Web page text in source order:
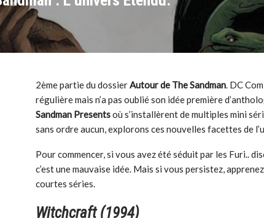
2ème partie du dossierAutour de The Sandman. DC
régulière mais n’a pas oublié son idée première
Sandman Presentsoù s’installèrent de multiples mini
sans ordre aucun, explorons ces nouvelles facettes de
Pour commencer, si vous avez été séduit par les Furi..
c’est une mauvaise idée. Mais si vous persistez,
courtes séries.
Witchcraft (1994)